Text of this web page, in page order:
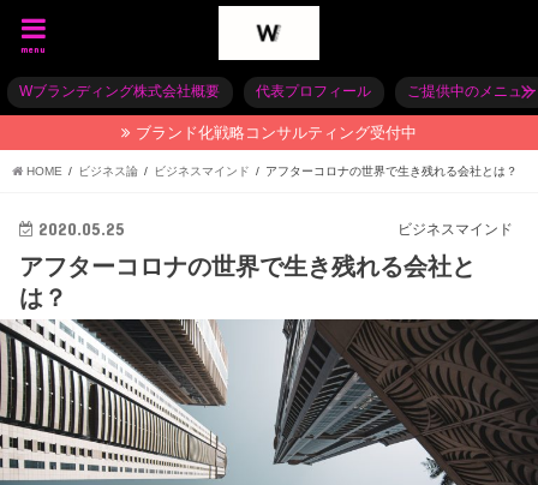
menu
Wブランディング株式会社概要 代表プロフィール ご提供中のメニュー
ブランド化戦略コンサルティング受付中
HOME ビジネス論 ビジネスマインド アフターコロナの世界で生き残れる会社とは？
ビジネスマインド
2020.05.25
アフターコロナの世界で生き残れる会社と
は？